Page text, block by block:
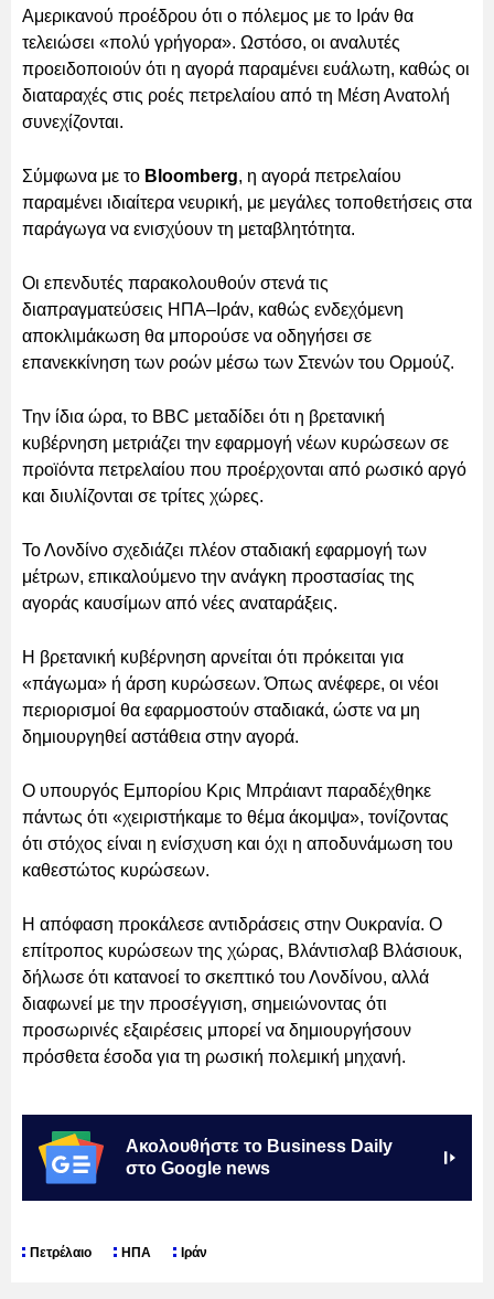
Αμερικανού προέδρου ότι ο πόλεμος με το Ιράν θα
τελειώσει «πολύ γρήγορα». Ωστόσο, οι αναλυτές
προειδοποιούν ότι η αγορά παραμένει ευάλωτη, καθώς οι
διαταραχές στις ροές πετρελαίου από τη Μέση Ανατολή
συνεχίζονται.
Σύμφωνα με το Bloomberg, η αγορά πετρελαίου
παραμένει ιδιαίτερα νευρική, με μεγάλες τοποθετήσεις στα
παράγωγα να ενισχύουν τη μεταβλητότητα.
Οι επενδυτές παρακολουθούν στενά τις
διαπραγματεύσεις ΗΠΑ–Ιράν, καθώς ενδεχόμενη
αποκλιμάκωση θα μπορούσε να οδηγήσει σε
επανεκκίνηση των ροών μέσω των Στενών του Ορμούζ.
Την ίδια ώρα, το BBC μεταδίδει ότι η βρετανική
κυβέρνηση μετριάζει την εφαρμογή νέων κυρώσεων σε
προϊόντα πετρελαίου που προέρχονται από ρωσικό αργό
και διυλίζονται σε τρίτες χώρες.
Το Λονδίνο σχεδιάζει πλέον σταδιακή εφαρμογή των
μέτρων, επικαλούμενο την ανάγκη προστασίας της
αγοράς καυσίμων από νέες αναταράξεις.
Η βρετανική κυβέρνηση αρνείται ότι πρόκειται για
«πάγωμα» ή άρση κυρώσεων. Όπως ανέφερε, οι νέοι
περιορισμοί θα εφαρμοστούν σταδιακά, ώστε να μη
δημιουργηθεί αστάθεια στην αγορά.
Ο υπουργός Εμπορίου Κρις Μπράιαντ παραδέχθηκε
πάντως ότι «χειριστήκαμε το θέμα άκομψα», τονίζοντας
ότι στόχος είναι η ενίσχυση και όχι η αποδυνάμωση του
καθεστώτος κυρώσεων.
Η απόφαση προκάλεσε αντιδράσεις στην Ουκρανία. Ο
επίτροπος κυρώσεων της χώρας, Βλάντισλαβ Βλάσιουκ,
δήλωσε ότι κατανοεί το σκεπτικό του Λονδίνου, αλλά
διαφωνεί με την προσέγγιση, σημειώνοντας ότι
προσωρινές εξαιρέσεις μπορεί να δημιουργήσουν
πρόσθετα έσοδα για τη ρωσική πολεμική μηχανή.
Ακολουθήστε το Business Daily
στο Google news
Πετρέλαιο ΗΠΑ Ιράν